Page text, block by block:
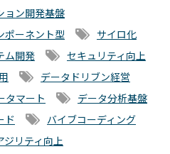
ョン開発基盤
ポーネント型
サイロ化
ム開発
セキュリティ向上
データドリブン経営
タマート
データ分析基盤
ド
バイブコーディング
ジリティ向上